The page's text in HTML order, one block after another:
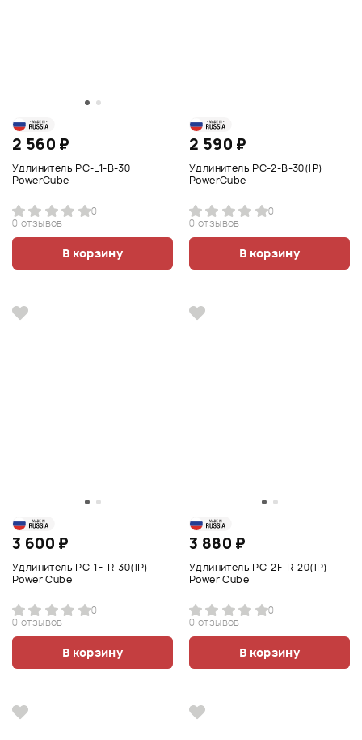
2 560 ₽
Удлинитель PC-L1-B-30
PowerCube
0
0 отзывов
В корзину
2 590 ₽
Удлинитель PC-2-B-30(IP)
PowerCube
0
0 отзывов
В корзину
3 600 ₽
Удлинитель PC-1F-R-30(IP)
Power Cube
0
0 отзывов
В корзину
3 880 ₽
Удлинитель PC-2F-R-20(IP)
Power Cube
0
0 отзывов
В корзину